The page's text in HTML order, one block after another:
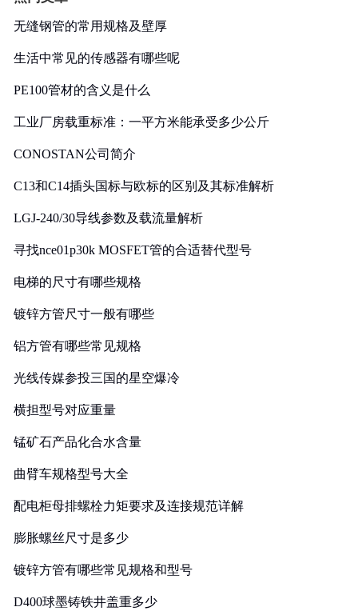
无缝钢管的常用规格及壁厚
生活中常见的传感器有哪些呢
PE100管材的含义是什么
工业厂房载重标准：一平方米能承受多少公斤
CONOSTAN公司简介
C13和C14插头国标与欧标的区别及其标准解析
LGJ-240/30导线参数及载流量解析
寻找nce01p30k MOSFET管的合适替代型号
电梯的尺寸有哪些规格
镀锌方管尺寸一般有哪些
铝方管有哪些常见规格
光线传媒参投三国的星空爆冷
横担型号对应重量
锰矿石产品化合水含量
曲臂车规格型号大全
配电柜母排螺栓力矩要求及连接规范详解
膨胀螺丝尺寸是多少
镀锌方管有哪些常见规格和型号
D400球墨铸铁井盖重多少